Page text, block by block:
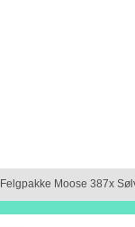
Felgpakke Moose 387x